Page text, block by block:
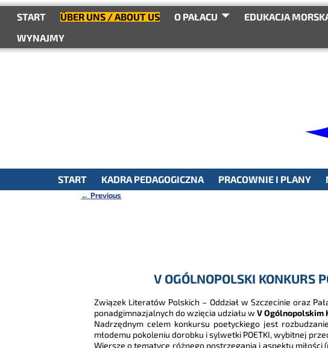
treściSTART ÜBER UNS / ABOUT US O PAŁACU EDUKACJA
WYNAJMY
START
KADRA PEDAGOGICZNA PRACOWNIE I PLANY
← Previous
V OGÓLNOPOLSKI KONKURS
Związek Literatów Polskich – Oddział w Szczecinie oraz
ponadgimnazjalnych do wzięcia udziału w V Ogólnopolskim
Nadrzędnym celem konkursu poetyckiego jest
młodemu pokoleniu dorobku i sylwetki POETKI, wybitnej
Wiersze o tematyce różnego postrzegania i aspektu